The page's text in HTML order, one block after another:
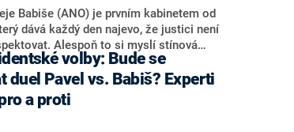
kohokoliv ze zmíněné trojice
Podle něj současná koalice dosud
která by Pavlovi mohla konkurovat.
Babiše (ANO) je prvním kabinetem od
dává každý den najevo, že justici není
Alespoň to si myslí stínová
ODS Eva Decroix. V
CNN Prima NEWS si nebrala servítky
výkonu svého nástupce Jeronýma
či vládní zmocněnkyně pro lidská
Malé (ANO). Označením „svoloč“ na
duel Pavel vs. Babiš? Experti
a proti